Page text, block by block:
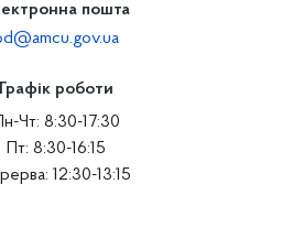
пошта
Графік роботи
Пн-Чт: 8:30-17:30
Пт: 8:30-16:15
12:30-13:15